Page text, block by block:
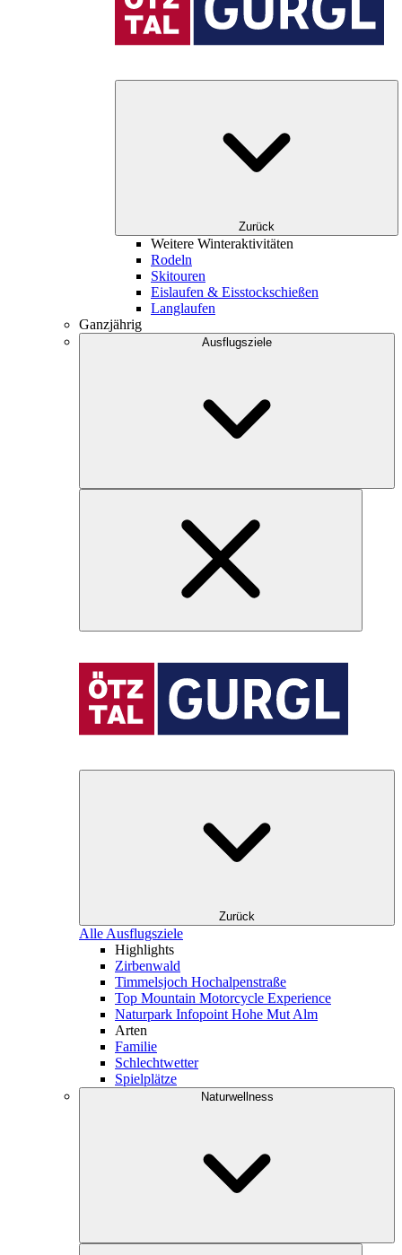
Zurück
Weitere Winteraktivitäten
Rodeln
Skitouren
Eislaufen & Eisstockschießen
Langlaufen
Ganzjährig
Ausflugsziele
Zurück
Alle Ausflugsziele
Highlights
Zirbenwald
Timmelsjoch Hochalpenstraße
Top Mountain Motorcycle Experience
Naturpark Infopoint Hohe Mut Alm
Arten
Familie
Schlechtwetter
Spielplätze
Naturwellness